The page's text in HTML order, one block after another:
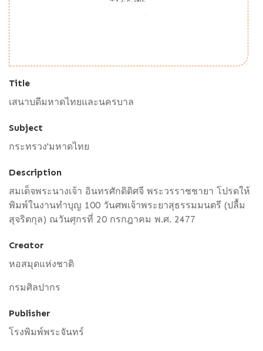
Title
เสนาบดีมหาดไทยและนครบาล
Subject
กระทรวง'มหาดไทย
Description
สมเด็จพระนางเจ้า อินทรศักดิดิศจี พระวรราชชายา โปรดให้
พิมพ์ในงานทำบุญ 100 วันศพเจ้าพระยาสุธรรมมนตรี (ปลื้ม
สุจริตกุล) ณวันศุกรที่ 20 กรกฎาคม พ.ศ. 2477
Creator
หอสมุดแห่งชาติ
กรมศิลปากร
Publisher
โรงพิมพ์พระจันทร์